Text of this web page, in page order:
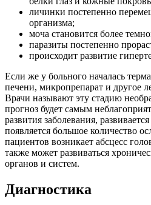
личинки постепенно
организма;
моча становится более
паразиты постепенно
происходит развитие
Если же у больного началась
печени, микропрепарат и другое
Врачи называют эту стадию
прогноз будет самым
развития заболевания,
появляется большое количество
пациентов возникает абсцесс
также может развиваться
органов и систем.
Диагностика